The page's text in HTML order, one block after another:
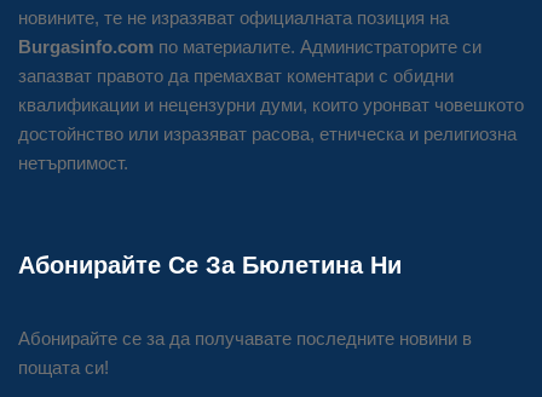
новините, те не изразяват официалната позиция на
Burgasinfo.com по материалите. Администраторите си
запазват правото да премахват коментари с обидни
квалификации и нецензурни думи, които уронват човешкото
достойнство или изразяват расова, етническа и религиозна
нетърпимост.
Абонирайте Се За Бюлетина Ни
Абонирайте се за да получавате последните новини в
пощата си!